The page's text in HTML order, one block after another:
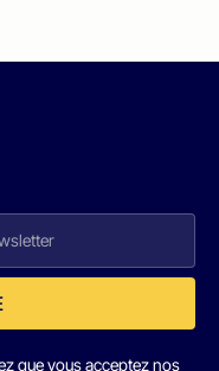
que vous acceptez nos